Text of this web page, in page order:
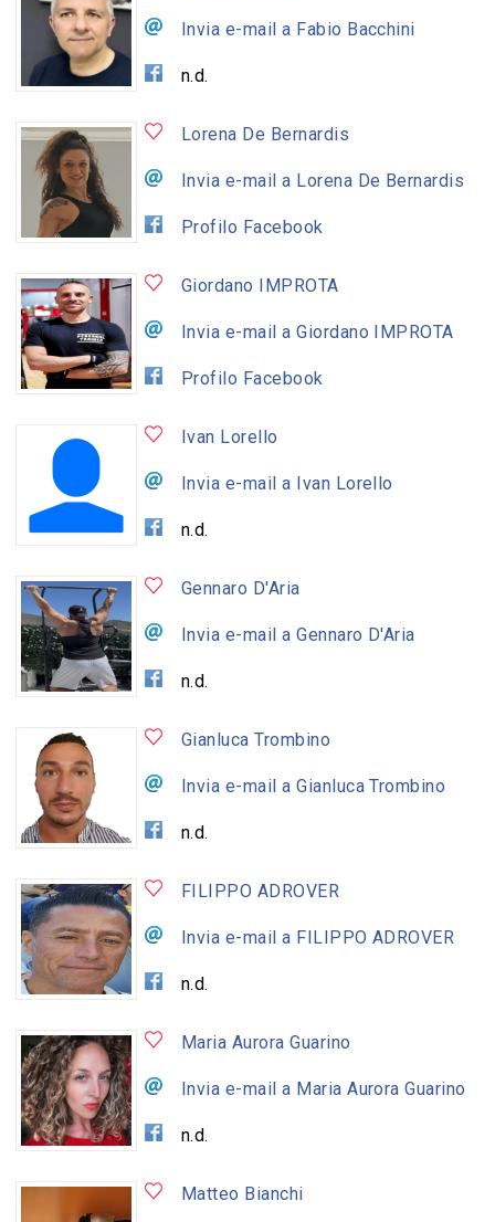
Invia e-mail a Fabio Bacchini
n.d.
Lorena De Bernardis
Invia e-mail a Lorena De Bernardis
Profilo Facebook
Giordano IMPROTA
Invia e-mail a Giordano IMPROTA
Profilo Facebook
Ivan Lorello
Invia e-mail a Ivan Lorello
n.d.
Gennaro D'Aria
Invia e-mail a Gennaro D'Aria
n.d.
Gianluca Trombino
Invia e-mail a Gianluca Trombino
n.d.
FILIPPO ADROVER
Invia e-mail a FILIPPO ADROVER
n.d.
Maria Aurora Guarino
Invia e-mail a Maria Aurora Guarino
n.d.
Matteo Bianchi